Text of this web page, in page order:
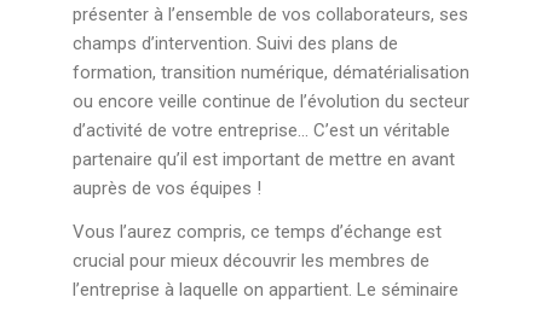
présenter à l’ensemble de vos collaborateurs, ses
champs d’intervention. Suivi des plans de
formation, transition numérique, dématérialisation
ou encore veille continue de l’évolution du secteur
d’activité de votre entreprise... C’est un véritable
partenaire qu’il est important de mettre en avant
auprès de vos équipes !
Vous l’aurez compris, ce temps d’échange est
crucial pour mieux découvrir les membres de
l’entreprise à laquelle on appartient. Le séminaire